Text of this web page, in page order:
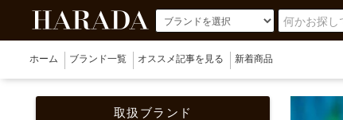
ホーム ブランド一覧 オススメ記事を見る 新着商品
取扱ブランド